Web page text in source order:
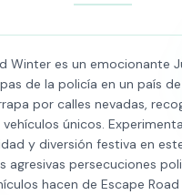
Winter es un emocionante
de la policía en un país
por calles nevadas,
únicos.
y diversión festiva en
agresivas persecuciones
hacen de Escape